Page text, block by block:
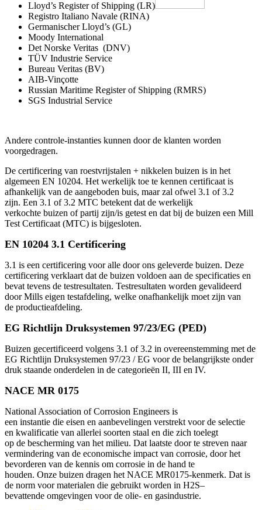
Lloyd’s Register of Shipping (LR)
Registro Italiano Navale (RINA)
Germanischer Lloyd’s (GL)
Moody International
Det Norske Veritas (DNV)
TÜV Industrie Service
Bureau Veritas (BV)
AIB-Vinçotte
Russian Maritime Register of Shipping (RMRS)
SGS Industrial Service
Andere controle-instanties kunnen door de klanten worden
voorgedragen.
De certificering van roestvrijstalen + nikkelen buizen is in het
algemeen EN 10204. Het werkelijk toe te kennen certificaat is
afhankelijk van de aangeboden buis, maar zal ofwel 3.1 of 3.2
zijn. Een 3.1 of 3.2 MTC betekent dat de werkelijk
verkochte buizen of partij zijn/is getest en dat bij de buizen een Mill
Test Certificaat (MTC) is bijgesloten.
EN 10204 3.1 Certificering
3.1 is een certificering voor alle door ons geleverde buizen. Deze
certificering verklaart dat de buizen voldoen aan de specificaties en
bevat tevens de testresultaten. Testresultaten worden gevalideerd
door Mills eigen testafdeling, welke onafhankelijk moet zijn van
de productieafdeling.
EG Richtlijn Druksystemen 97/23/EG (PED)
Buizen gecertificeerd volgens 3.1 of 3.2 in overeenstemming met de
EG Richtlijn Druksystemen 97/23 /EG voor de belangrijkste onder
druk staande onderdelen in de categorieën II, III en IV.
NACE MR 0175
National Association of Corrosion Engineers is
een instantie die eisen en aanbevelingen verstrekt voor de selectie
en kwalificatie van allerlei soorten staal en die zich toelegt
op de bescherming van het milieu. Dat laatste door te streven naar
vermindering van de economische impact van corrosie, door het
bevorderen van de kennis om corrosie in de hand te
houden. Onze buizen dragen het NACE MR0175-kenmerk. Dat is
de norm voor materialen die gebruikt worden in H2S–
bevattende omgevingen voor de olie- en gasindustrie.